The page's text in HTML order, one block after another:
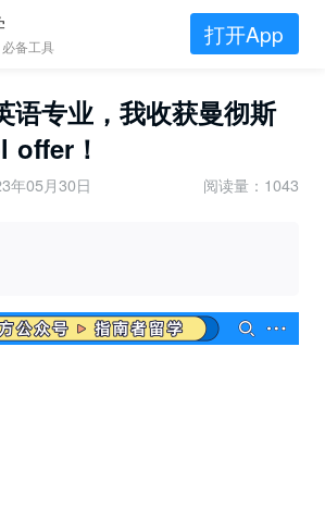
备工具 打开App
语专业，我收获曼彻斯
offer！
年05月30日 阅读量：1043